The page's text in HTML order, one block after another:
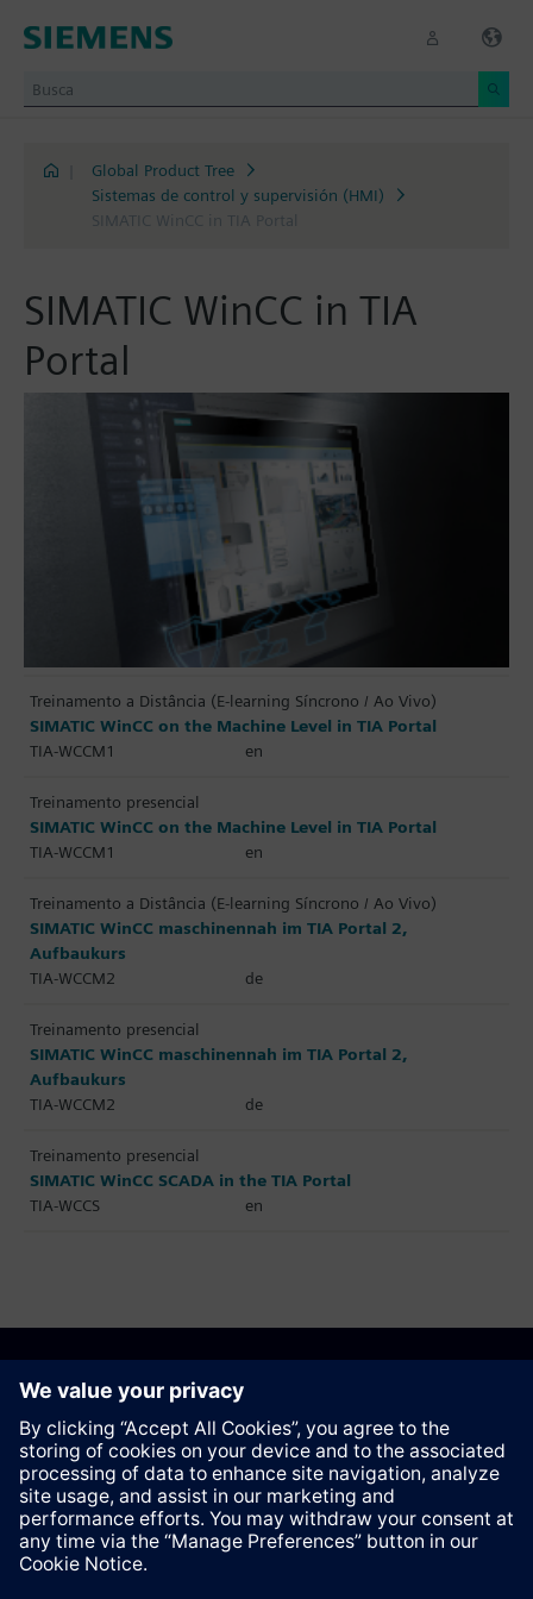
Global Product Tree
Sistemas de control y supervisión (HMI)
SIMATIC WinCC in TIA Portal
SIMATIC WinCC in TIA
Portal
Treinamento a Distância (E-learning Síncrono / Ao Vivo)
SIMATIC WinCC on the Machine Level in TIA Portal
TIA-WCCM1
en
Treinamento presencial
SIMATIC WinCC on the Machine Level in TIA Portal
TIA-WCCM1
en
Treinamento a Distância (E-learning Síncrono / Ao Vivo)
SIMATIC WinCC maschinennah im TIA Portal 2,
Aufbaukurs
TIA-WCCM2
de
Treinamento presencial
SIMATIC WinCC maschinennah im TIA Portal 2,
Aufbaukurs
TIA-WCCM2
de
Treinamento presencial
SIMATIC WinCC SCADA in the TIA Portal
TIA-WCCS
en
Recomendar esta página
Contato